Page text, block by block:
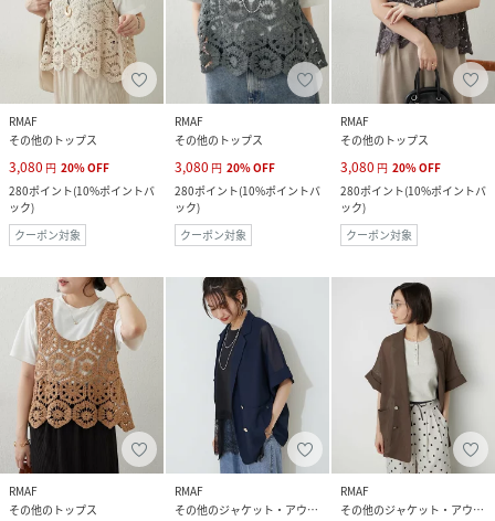
RMAF
その他のトップス
3,080 円 20%OFF
280ポイント(10%ポイントバ
ック)
クーポン対象
RMAF
その他のトップス
3,080 円 20%OFF
280ポイント(10%ポイントバ
ック)
クーポン対象
RMAF
その他のトップス
3,080 円 20%OFF
280ポイント(10%ポイントバ
ック)
クーポン対象
RMAF
その他のトップス
RMAF
その他のジャケット・アウター
RMAF
その他のジャケット・アウター